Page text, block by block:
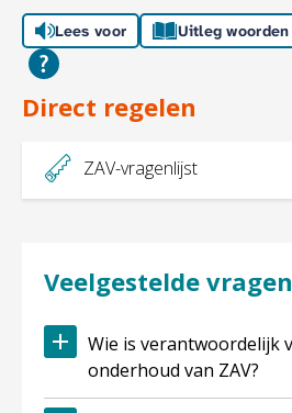
Lees voor Uitleg woorden
Direct regelen
 ZAV-vragenlijst
Veelgestelde vragen
Wie is verantwoordelijk voor het
onderhoud van ZAV?